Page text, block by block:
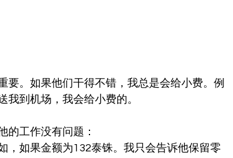
要。如果他们干得不错，我总是会给小费。例
到机场，我会给小费的。
的工作没有问题：
，如果金额为132泰铢。我只会告诉他保留零